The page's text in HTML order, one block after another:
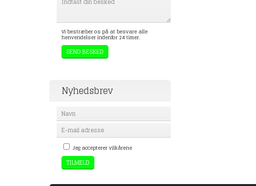
Vi bestræber os på at besvare alle
henvendelser indenfor 24 timer.
Nyhedsbrev
Jeg accepterer vilkårene